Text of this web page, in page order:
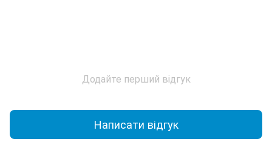
Додайте перший відгук
Написати відгук